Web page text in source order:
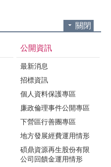
關閉
公開資訊
最新消息
招標資訊
個人資料保護專區
廉政倫理事件公開專區
下營區行善團專區
地方發展經費運用情形
碩鼎資源再生股份有限
公司回饋金運用情形